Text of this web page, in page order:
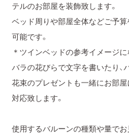
テルのお部屋を装飾致します。
ベッド周りや部屋全体などご予
可能です。
＊ツインベッドの参考イメージに
バラの花びらで文字を書いたり、
花束のプレゼントも一緒にお部
対応致します。
使用するバルーンの種類や量で